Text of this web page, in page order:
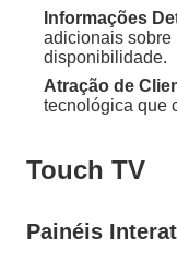
Informações
adicionais sobre
disponibilidade.
Atração de
tecnológica que
Touch TV
Painéis